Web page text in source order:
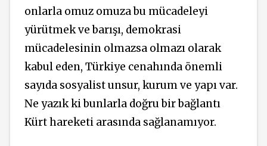
onlarla omuz omuza bu mücadeleyi
yürütmek ve barışı, demokrasi
mücadelesinin olmazsa olmazı olarak
kabul eden, Türkiye cenahında önemli
sayıda sosyalist unsur, kurum ve yapı var.
Ne yazık ki bunlarla doğru bir bağlantı
Kürt hareketi arasında sağlanamıyor.